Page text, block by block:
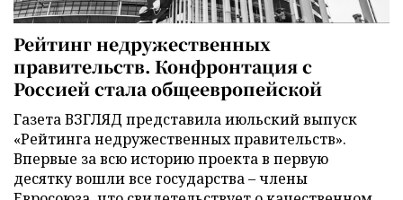
Рейтинг недружественных
правительств. Конфронтация с
Россией стала общеевропейской
Газета ВЗГЛЯД представила июльский выпуск
«Рейтинга недружественных правительств».
Впервые за всю историю проекта в первую
десятку вошли все государства – члены